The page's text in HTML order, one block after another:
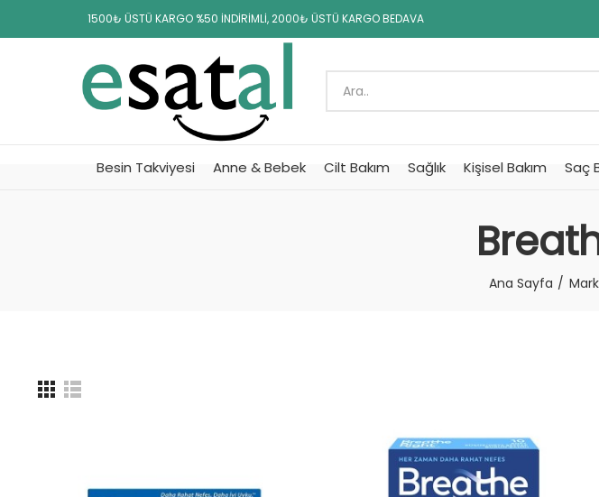
1500₺ ÜSTÜ KARGO %50 İNDİRİMLİ, 2000₺ ÜSTÜ KARGO BEDAVA
Besin Takviyesi Anne & Bebek Cilt Bakım Sağlık Kişisel Bakım Saç
Ana Sayfa